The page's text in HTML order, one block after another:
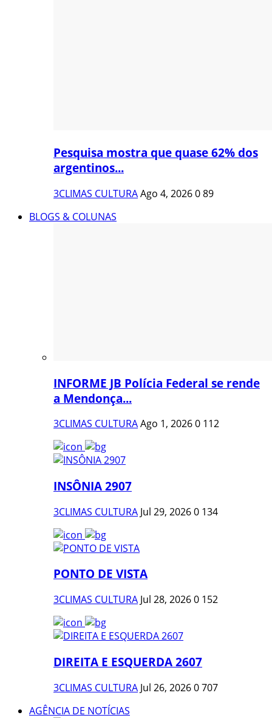
Pesquisa mostra que quase 62% dos
argentinos...
3CLIMAS CULTURAAgo 4, 2026089
BLOGS & COLUNAS
INFORME JB Polícia Federal se rende
a Mendonça...
3CLIMAS CULTURAAgo 1, 20260 112
INSÔNIA 2907
3CLIMAS CULTURA Jul 29, 20260 134
PONTO DE VISTA
3CLIMAS CULTURA Jul 28, 20260 152
DIREITA E ESQUERDA 2607
3CLIMAS CULTURA Jul 26, 20260707
AGÊNCIA DE NOTÍCIAS